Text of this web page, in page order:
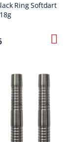
Ring Softdart